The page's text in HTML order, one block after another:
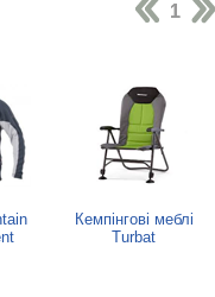
1
Кемпінгові меблі
Turbat